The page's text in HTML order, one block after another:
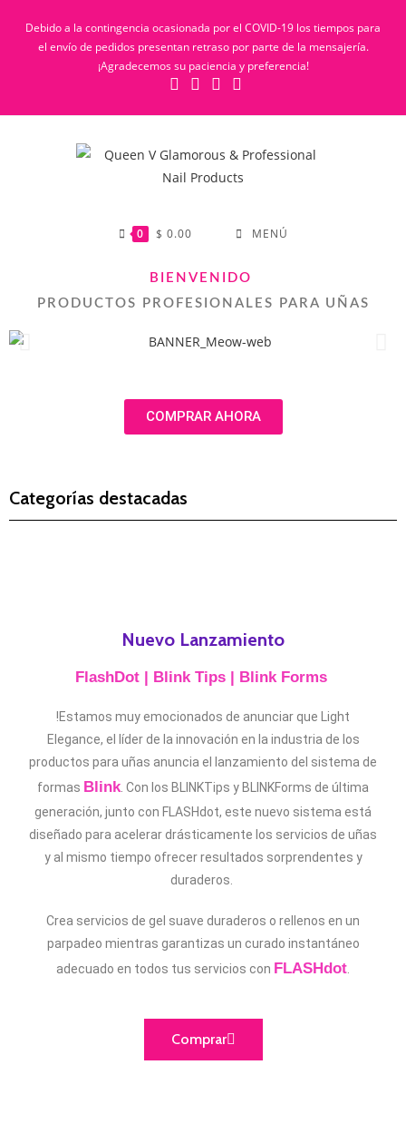
Debido a la contingencia ocasionada por el COVID-19 los tiempos para
el envío de pedidos presentan retraso por parte de la mensajería.
¡Agradecemos su paciencia y preferencia!
0 $ 0.00 MENÚ
BIENVENIDO
PRODUCTOS PROFESIONALES PARA UÑAS
COMPRAR AHORA
Categorías destacadas
Nuevo Lanzamiento
FlashDot | Blink Tips | Blink Forms
!Estamos muy emocionados de anunciar que Light
Elegance, el líder de la innovación en la industria de los
productos para uñas anuncia el lanzamiento del sistema de
formas Blink . Con los BLINKTips y BLINKForms de última
generación, junto con FLASHdot, este nuevo sistema está
diseñado para acelerar drásticamente los servicios de uñas
y al mismo tiempo ofrecer resultados sorprendentes y
duraderos.
Crea servicios de gel suave duraderos o rellenos en un
parpadeo mientras garantizas un curado instantáneo
adecuado en todos tus servicios con FLASHdot
Comprar